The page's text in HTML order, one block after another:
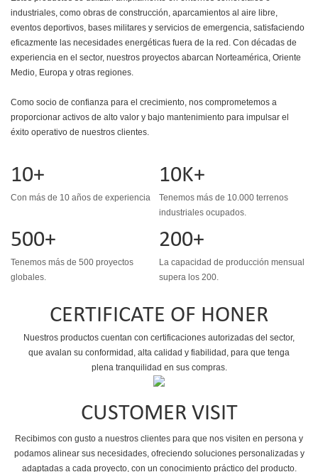
industriales, como obras de construcción, aparcamientos al aire libre,
eventos deportivos, bases militares y servicios de emergencia, satisfaciendo
eficazmente las necesidades energéticas fuera de la red. Con décadas de
experiencia en el sector, nuestros proyectos abarcan Norteamérica, Oriente
Medio, Europa y otras regiones.
Como socio de confianza para el crecimiento, nos comprometemos a
proporcionar activos de alto valor y bajo mantenimiento para impulsar el
éxito operativo de nuestros clientes.
10+
Con más de 10 años de experiencia
10K+
Tenemos más de 10.000 terrenos
industriales ocupados.
500+
Tenemos más de 500 proyectos
globales.
200+
La capacidad de producción mensual
supera los 200.
CERTIFICATE OF HONER
Nuestros productos cuentan con certificaciones autorizadas del sector,
que avalan su conformidad, alta calidad y fiabilidad, para que tenga
plena tranquilidad en sus compras.
CUSTOMER VISIT
Recibimos con gusto a nuestros clientes para que nos visiten en persona y
podamos alinear sus necesidades, ofreciendo soluciones personalizadas y
adaptadas a cada proyecto, con un conocimiento práctico del producto.